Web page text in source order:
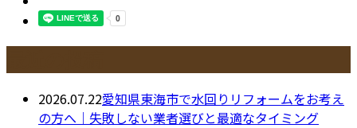
2026.07.22愛知県東海市で水回りリフォームをお考え
の方へ｜失敗しない業者選びと最適なタイミング